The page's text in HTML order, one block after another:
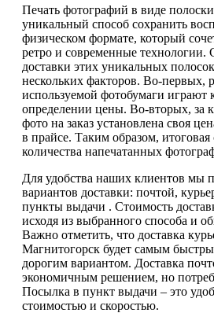
Печать фотографий в виде
уникальный способ сохранить
физическом формате, который
ретро и современные технологии.
доставки этих уникальных
нескольких факторов. Во-первых,
используемой фотобумаги играют
определении цены. Во-вторых, за
фото на заказ установлена своя
в прайсе. Таким образом, итоговая
количества напечатанных
Для удобства наших клиентов мы
вариантов доставки: почтой,
пункты выдачи . Стоимость
исходя из выбранного способа и
Важно отметить, что доставка
Магнитогорск будет самым
дорогим вариантом. Доставка
экономичным решением, но
Посылка в пункт выдачи – это
стоимостью и скоростью.